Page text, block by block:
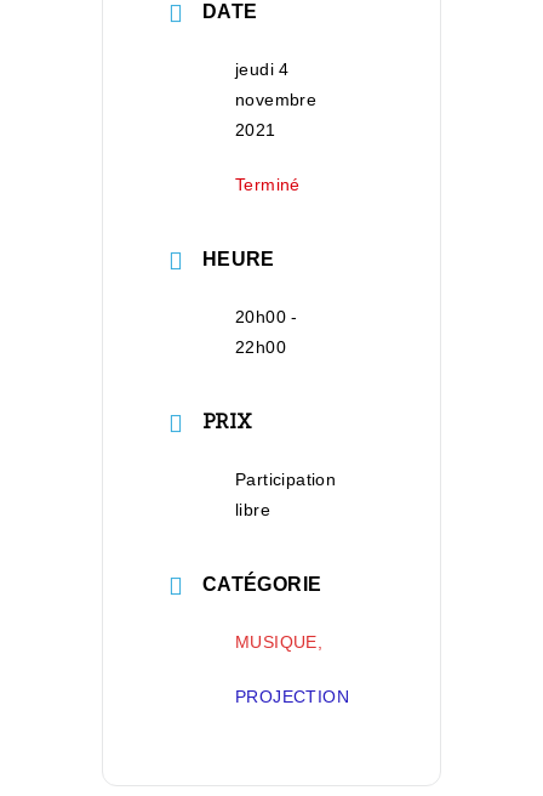
DATE
jeudi 4
novembre
2021
Terminé
HEURE
20h00 -
22h00
PRIX
Participation
libre
CATÉGORIE
MUSIQUE,
PROJECTION